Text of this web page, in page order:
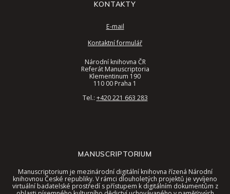
MANUSCRIPTORIUM
Manuscriptorium je mezinárodní digitální knihovna řízená Národní
knihovnou České republiky. V rámci dlouholetých projektů je vyvíjeno
virtuální badatelské prostředí s přístupem k digitálním dokumentům z
KONTAKTY
E-mail
Kontaktní formulář
Národní knihovna ČR
Referát Manuscriptoria
Klementinum 190
110 00 Praha 1
Tel.: +420 221 663 283